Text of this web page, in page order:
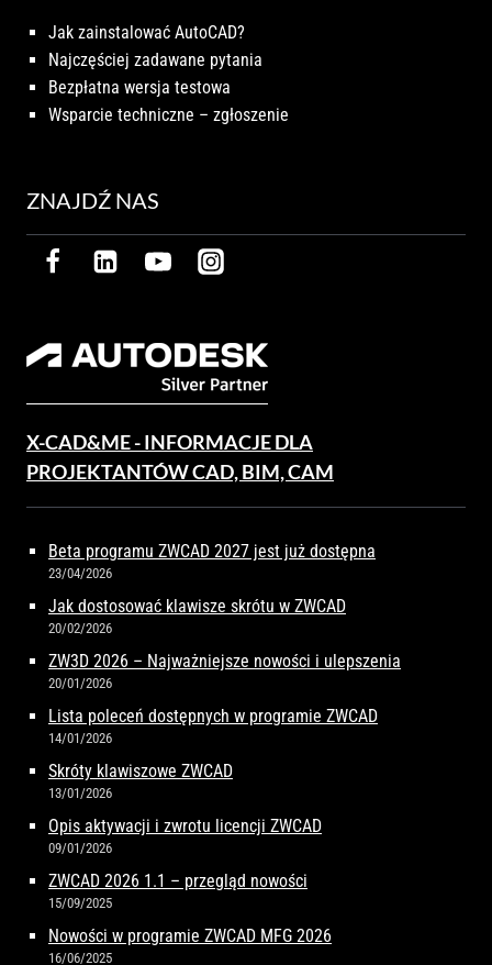
Jak zainstalować AutoCAD?
Najczęściej zadawane pytania
Bezpłatna wersja testowa
Wsparcie techniczne – zgłoszenie
ZNAJDŹ NAS
X-CAD&ME - INFORMACJE DLA
PROJEKTANTÓW CAD, BIM, CAM
Beta programu ZWCAD 2027 jest już dostępna
23/04/2026
Jak dostosować klawisze skrótu w ZWCAD
20/02/2026
ZW3D 2026 – Najważniejsze nowości i ulepszenia
20/01/2026
Lista poleceń dostępnych w programie ZWCAD
14/01/2026
Skróty klawiszowe ZWCAD
13/01/2026
Opis aktywacji i zwrotu licencji ZWCAD
09/01/2026
ZWCAD 2026 1.1 – przegląd nowości
15/09/2025
Nowości w programie ZWCAD MFG 2026
16/06/2025